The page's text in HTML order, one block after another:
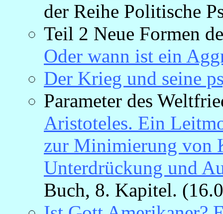
der Reihe Politische
Teil 2 Neue Formen
Oder wann ist ein
Der Krieg und seine
Parameter des
Aristoteles. Ein
zur Minimierung von
Unterdrückung und
Buch, 8. Kapitel.